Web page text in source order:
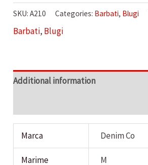
BARBATI
CO
SKU:A210 Categories: Barbati, Blugi
Barbati, Blugi
Additional information
Marca Denim Co
Marime M